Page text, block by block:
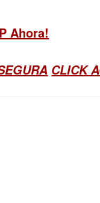
Ahora!
CLICK